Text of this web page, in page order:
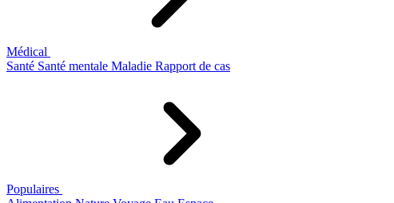
Médical
Santé Santé mentale Maladie Rapport de cas
Populaires